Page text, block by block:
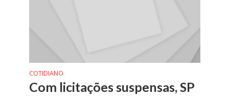
COTIDIANO
Com licitações suspensas, SP